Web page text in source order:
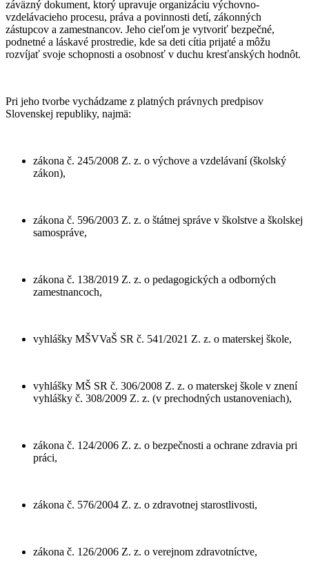
záväzný dokument, ktorý upravuje organizáciu výchovno-
vzdelávacieho procesu, práva a povinnosti detí, zákonných
zástupcov a zamestnancov. Jeho cieľom je vytvoriť bezpečné,
podnetné a láskavé prostredie, kde sa deti cítia prijaté a môžu
rozvíjať svoje schopnosti a osobnosť v duchu kresťanských hodnôt.
Pri jeho tvorbe vychádzame z platných právnych predpisov
Slovenskej republiky, najmä:
zákona č. 245/2008 Z. z. o výchove a vzdelávaní (školský
zákon),
zákona č. 596/2003 Z. z. o štátnej správe v školstve a školskej
samospráve,
zákona č. 138/2019 Z. z. o pedagogických a odborných
zamestnancoch,
vyhlášky MŠVVaŠ SR č. 541/2021 Z. z. o materskej škole,
vyhlášky MŠ SR č. 306/2008 Z. z. o materskej škole v znení
vyhlášky č. 308/2009 Z. z. (v prechodných ustanoveniach),
zákona č. 124/2006 Z. z. o bezpečnosti a ochrane zdravia pri
práci,
zákona č. 576/2004 Z. z. o zdravotnej starostlivosti,
zákona č. 126/2006 Z. z. o verejnom zdravotníctve,